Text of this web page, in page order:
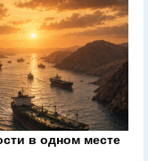
в одном месте